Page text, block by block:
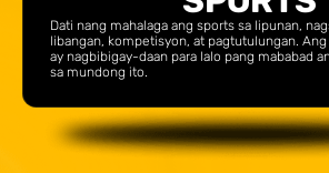
Dati nang mahalaga ang sports sa lipunan,
libangan, kompetisyon, at pagtutulungan.
ay nagbibigay-daan para lalo pang mababad
sa mundong ito.